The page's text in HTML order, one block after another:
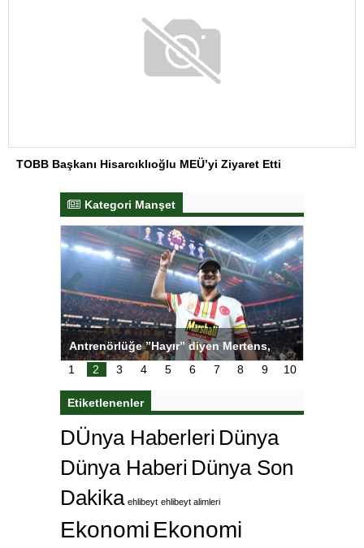
TOBB Başkanı Hisarcıklıoğlu MEÜ’yi Ziyaret Etti
Kategori Manşet
Antrenörlüğe ”Hayır” diyen Mertens,
Galatasaray’dan bakın ne istedi
1
2 3 4 5 6 7 8 9 10
Etiketlenenler
DÜnya Haberleri Dünya
Dünya Haberi Dünya Son
Dakika ehlibeyt ehlibeyt alimleri
Ekonomi Ekonomi